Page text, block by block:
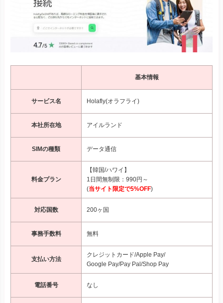
基本情報
サービス名 Holafly(オラフライ)
本社所在地 アイルランド
SIMの種類 データ通信
料金プラン
【韓国/ハワイ】
1日間無制限：990円～
(当サイト限定で5%OFF)
対応国数 200ヶ国
事務手数料 無料
支払い方法
クレジットカード/Apple Pay/
Google Pay/Pay Pal/Shop Pay
電話番号 なし